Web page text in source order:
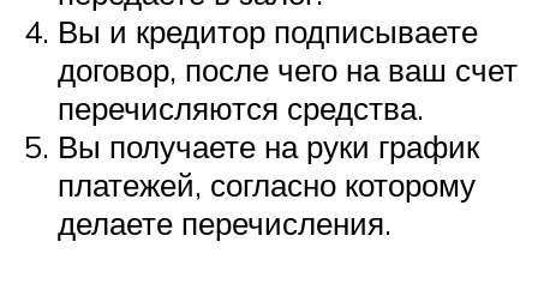
Вы и кредитор подписываете
договор, после чего на ваш счет
перечисляются средства.
Вы получаете на руки график
платежей, согласно которому
делаете перечисления.